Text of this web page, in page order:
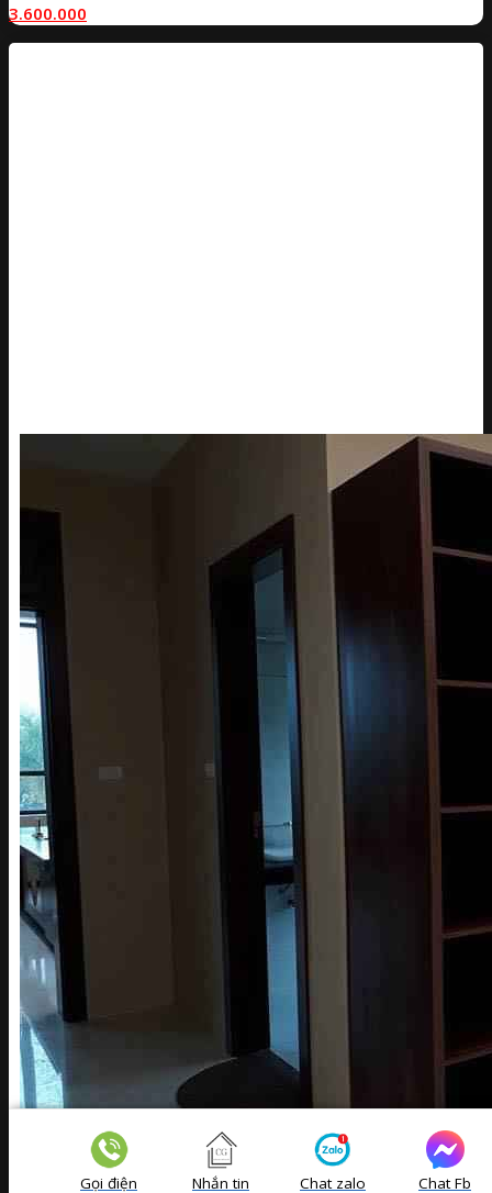
3.600.000
Gọi điện Nhắn tin Chat zalo Chat Fb